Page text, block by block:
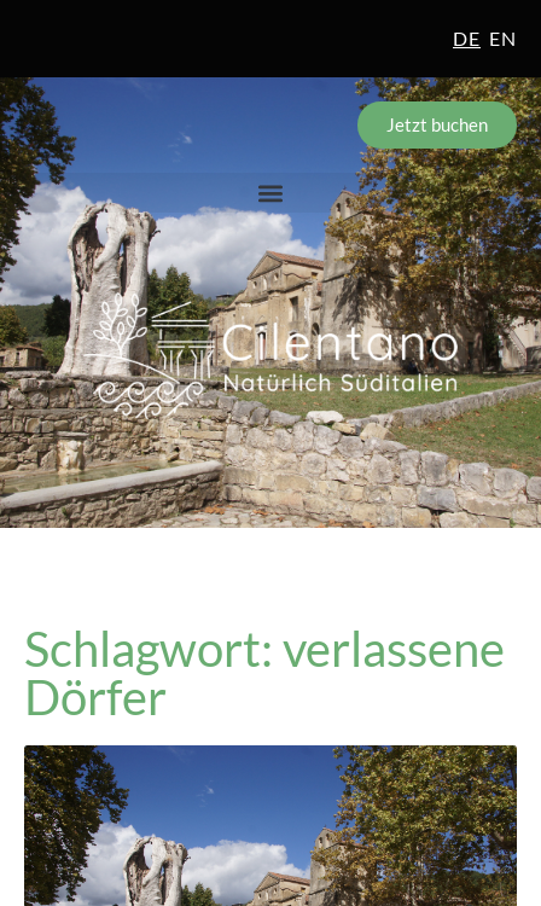
DE EN
Jetzt buchen
Schlagwort: verlassene
Dörfer